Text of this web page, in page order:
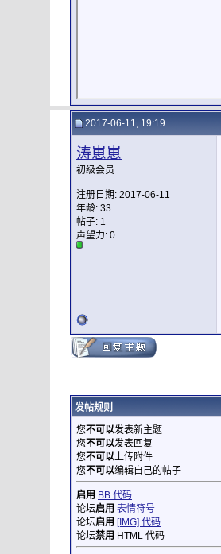
2017-06-11, 19:19
涛崽崽
初级会员
注册日期: 2017-06-11
年龄: 33
帖子: 1
声望力: 0
发帖规则
您不可以发表新主题
您不可以发表回复
您不可以上传附件
您不可以编辑自己的帖子
启用 BB 代码
论坛启用 表情符号
论坛启用 [IMG] 代码
论坛禁用 HTML 代码